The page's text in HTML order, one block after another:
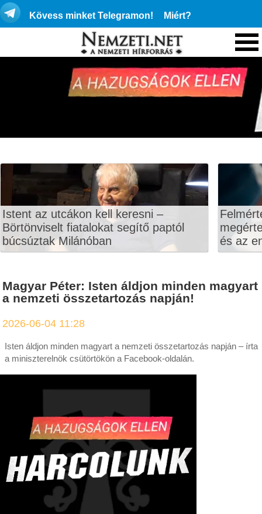
Kövess minket Telegramon! Miért?
Istent az utcákon kell keresni –
Börtönviselt fiatalokat segítő paptól
búcsúztak Milánóban
és az
Magyar Péter: Isten áldjon minden magyart
a nemzeti összetartozás napján!
2026-06-04 11:28
Isten áldjon minden magyart a nemzeti összetartozás napján – írta
a miniszterelnök csütörtökön a Facebook-oldalán.